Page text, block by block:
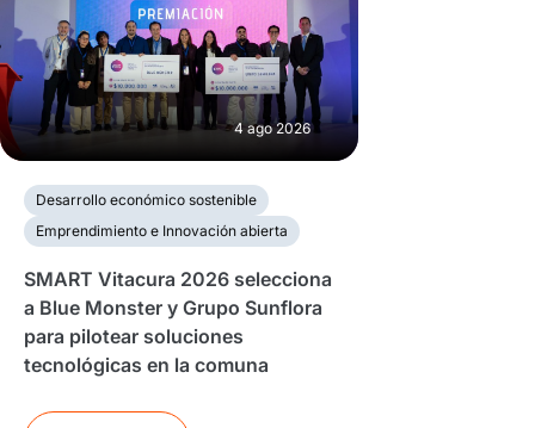
4 ago 2026
Desarrollo económico sostenible
Emprendimiento e Innovación abierta
SMART Vitacura 2026 selecciona
a Blue Monster y Grupo Sunflora
para pilotear soluciones
tecnológicas en la comuna